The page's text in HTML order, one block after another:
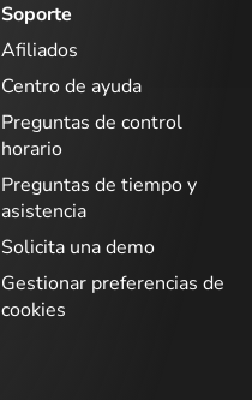
Soporte
Afiliados
Centro de ayuda
Preguntas de control
horario
Preguntas de tiempo y
asistencia
Solicita una demo
Gestionar preferencias de
cookies